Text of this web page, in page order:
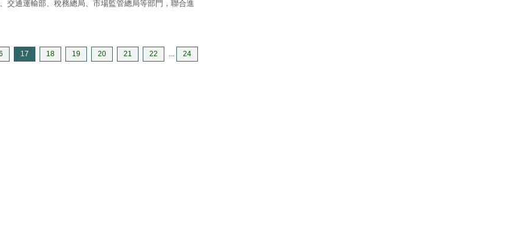
交通運輸部、稅務總局、市場監管總局等部門，聯合進
17 18 19 20 21 22 ... 24